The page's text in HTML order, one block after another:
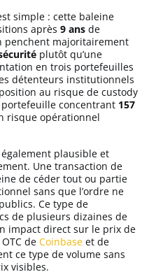
simple : cette baleine
après 9 ans de
penchent majoritairement
plutôt qu’une
en trois portefeuilles
détenteurs institutionnels
au risque de custody
concentrant 157
risque opérationnel
plausible et
Une transaction de
de céder tout ou partie
sans que l’ordre ne
Ce type de
de plusieurs dizaines de
impact direct sur le prix de
de Coinbase et de
ce type de volume sans
visibles.